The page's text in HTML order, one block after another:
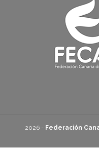
2026 - Federación